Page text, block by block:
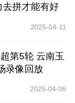
去拼才能有好
2025-04-11
第5轮 云南玉
录像回放
2025-04-06